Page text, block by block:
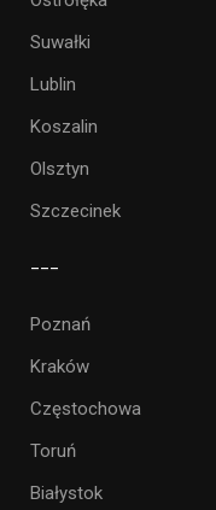
Suwałki
Lublin
Koszalin
Olsztyn
Szczecinek
Poznań
Kraków
Częstochowa
Toruń
Białystok